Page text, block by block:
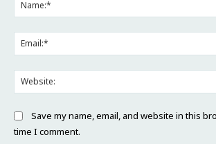
Save my name, email, and website in this
time I comment.